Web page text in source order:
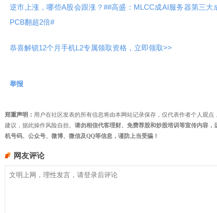
逆市上涨，哪些A股会跟涨？##高盛：MLCC成AI服务器第三大
PCB翻超2倍#
恭喜解锁12个月手机L2专属领取资格，立即领取>>
举报
郑重声明： 用户在社区发表的所有信息将由本网站记录保存，仅代表作者个人观
建议，据此操作风险自担。 请勿相信代客理财、免费荐股和炒股培训等宣传内容
机号码、公众号、微博、微信及QQ等信息，谨防上当受骗！
网友评论